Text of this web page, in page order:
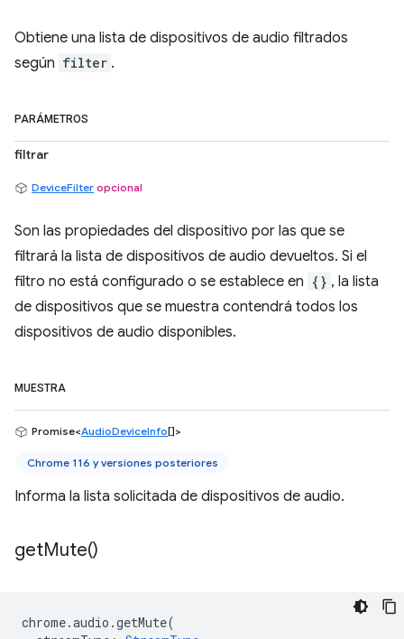
Obtiene una lista de dispositivos de audio filtrados
según filter .
PARÁMETROS
filtrar
DeviceFilter opcional
Son las propiedades del dispositivo por las que se
filtrará la lista de dispositivos de audio devueltos. Si el
filtro no está configurado o se establece en {} , la lista
de dispositivos que se muestra contendrá todos los
dispositivos de audio disponibles.
MUESTRA
Promise<AudioDeviceInfo[]>
Chrome 116 y versiones posteriores
Informa la lista solicitada de dispositivos de audio.
getMute()
chrome.audio .getMute(